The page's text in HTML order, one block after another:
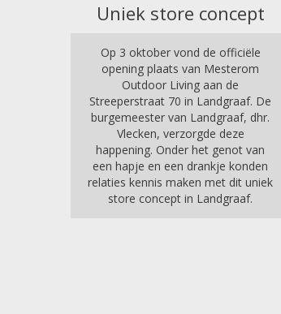
Uniek store concept
Op 3 oktober vond de officiële
opening plaats van Mesterom
Outdoor Living aan de
Streeperstraat 70 in Landgraaf. De
burgemeester van Landgraaf, dhr.
Vlecken, verzorgde deze
happening. Onder het genot van
een hapje en een drankje konden
relaties kennis maken met dit uniek
store concept in Landgraaf.